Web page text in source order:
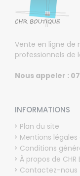
Vente en ligne de
professionnels de
Nous appeler : 07
INFORMATIONS
Plan du site
Mentions
Conditions
À propos de CHR
Contactez-nous